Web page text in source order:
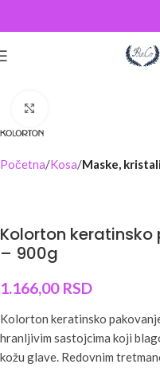
Početna Kosa Maske,
Kolorton
– 900g
1.166,00 RSD
Kolorton keratinsko
hranljivim sastojcima koji
kožu glave. Redovnim